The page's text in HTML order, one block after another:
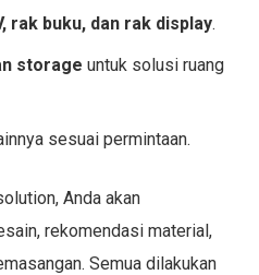
rak buku, dan rak display.
storage untuk solusi ruang
sesuai permintaan.
Anda akan
rekomendasi material,
Semua dilakukan